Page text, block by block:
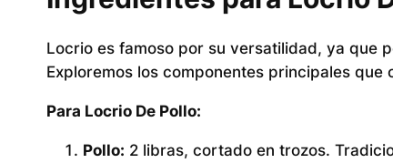
Locrio es famoso por su versatilidad, ya que
Exploremos los componentes principales
Para Locrio De Pollo:
Pollo: 2 libras, cortado en trozos.